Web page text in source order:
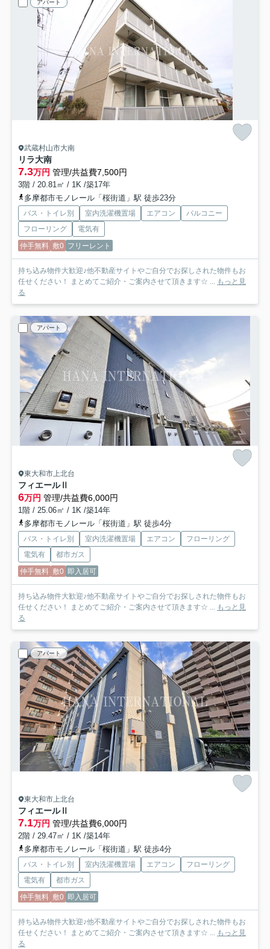
アパート
武蔵村山市大南
リラ大南
7.3万円 管理/共益費7,500円
3階 / 20.81㎡ / 1K /築17年
多摩都市モノレール「桜街道」駅 徒歩23分
バス・トイレ別 室内洗濯機置場 エアコン
バルコニー
フローリング
電気有
仲手無料 敷0 フリーレント
持ち込み物件大歓迎♪他不動産サイトやご自分でお探しされた物件もお
任せください！ まとめてご紹介・ご案内させて頂きます☆ ... もっと見
る
アパート
東大和市上北台
フィエールⅡ
6万円 管理/共益費6,000円
1階 / 25.06㎡ / 1K /築14年
多摩都市モノレール「桜街道」駅 徒歩4分
バス・トイレ別 室内洗濯機置場 エアコン
フローリング
電気有
都市ガス
仲手無料 敷0 即入居可
持ち込み物件大歓迎♪他不動産サイトやご自分でお探しされた物件もお
任せください！ まとめてご紹介・ご案内させて頂きます☆ ... もっと見
る
アパート
東大和市上北台
フィエールⅡ
7.1万円 管理/共益費6,000円
2階 / 29.47㎡ / 1K /築14年
多摩都市モノレール「桜街道」駅 徒歩4分
バス・トイレ別 室内洗濯機置場 エアコン
フローリング
電気有
都市ガス
仲手無料 敷0 即入居可
持ち込み物件大歓迎♪他不動産サイトやご自分でお探しされた物件もお
任せください！ まとめてご紹介・ご案内させて頂きます☆ ... もっと見
る